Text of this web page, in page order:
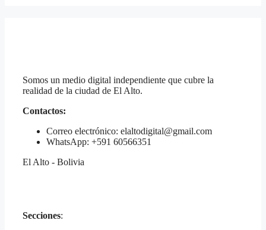
Somos un medio digital independiente que cubre la
realidad de la ciudad de El Alto.
Contactos:
Correo electrónico: elaltodigital@gmail.com
WhatsApp: +591 60566351
El Alto - Bolivia
Secciones: